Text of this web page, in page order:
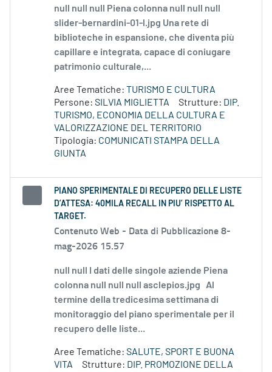
null null null Piena colonna null null null
slider-bernardini-01-l.jpg Una rete di
biblioteche in espansione, che diventa più
capillare e integrata, capace di coniugare
patrimonio culturale,...
Aree Tematiche: TURISMO E CULTURA
Persone: SILVIA MIGLIETTA Strutture: DIP.
TURISMO, ECONOMIA DELLA CULTURA E
VALORIZZAZIONE DEL TERRITORIO
Tipologia: COMUNICATI STAMPA DELLA
GIUNTA
PIANO SPERIMENTALE DI RECUPERO DELLE LISTE
D’ATTESA: 40MILA RECALL IN PIU’ RISPETTO AL
TARGET.
Contenuto Web - Data di Pubblicazione 8-
mag-2026 15.57
null null I dati delle singole aziende Piena
colonna null null null asclepios.jpg Al
termine della tredicesima settimana di
monitoraggio del piano sperimentale per il
recupero delle liste...
Aree Tematiche: SALUTE, SPORT E BUONA
VITA
Strutture: DIP. PROMOZIONE DELLA